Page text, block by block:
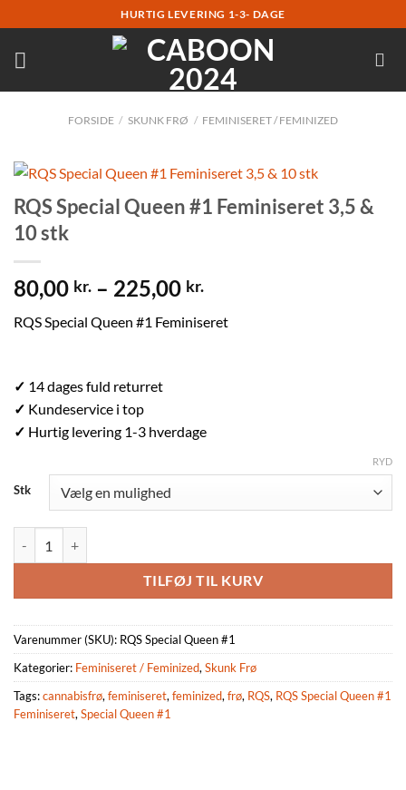
til
indhold
HURTIG LEVERING 1-3- DAGE
FORSIDE / SKUNK FRØ / FEMINISERET / FEMINIZED
RQS Special Queen #1 Feminiseret 3,5 &
10 stk
80,00 kr. – 225,00 kr.
RQS Special Queen #1 Feminiseret
✓ 14 dages fuld returret
✓ Kundeservice i top
✓ Hurtig levering 1-3 hverdage
Stk
RYD
TILFØJ TIL KURV
Varenummer (SKU): RQS Special Queen #1
Kategorier: Feminiseret / Feminized, Skunk Frø
Tags:cannabisfrø, feminiseret, feminized, frø, RQS, RQS Special Queen #1
Feminiseret, Special Queen #1